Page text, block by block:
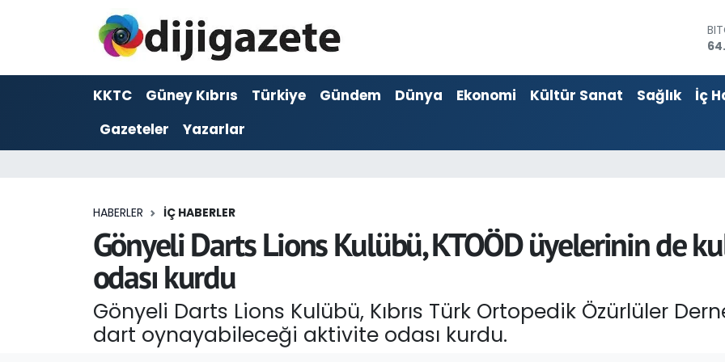
KKTC Güney Kıbrıs Türkiye Gündem Dünya Ekonomi Kültür Sanat Sağlık İç
Gazeteler
Yazarlar
HABERLER İÇ HABERLER
Gönyeli Darts Lions Kulübü, KTOÖD üyelerinin de
odası kurdu
Gönyeli Darts Lions Kulübü, Kıbrıs Türk Ortopedik Özürlüler
dart oynayabileceği aktivite odası kurdu.
ADVERTORIAL
Dijigazete
Foto Galeri
Hava Durumu
Trafik Durumu
Son Dakika Haberleri
Haber Arşivi